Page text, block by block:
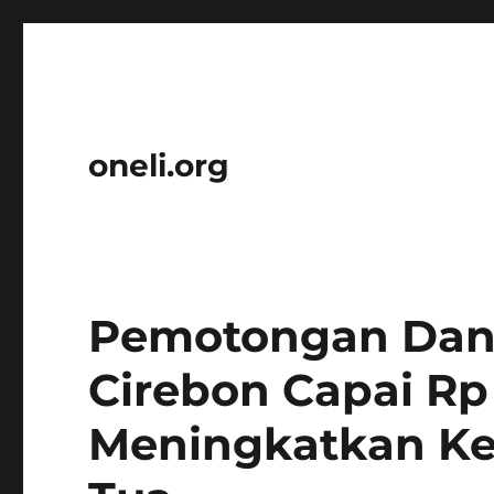
oneli.org
Pemotongan
Cirebon Capai
Meningkatkan